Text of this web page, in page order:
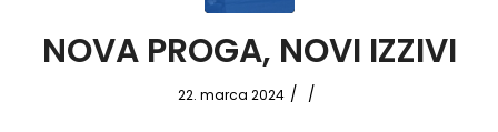
NOVA PROGA, NOVI IZZIVI
22. marca 2024 / /